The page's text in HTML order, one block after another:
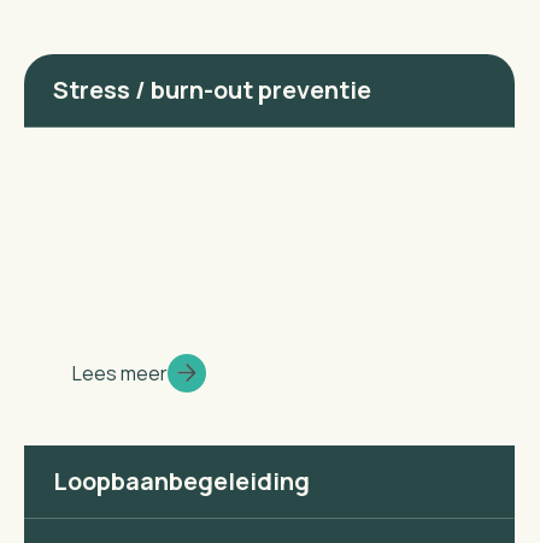
Stress / burn-out preventie
Lees meer
Loopbaanbegeleiding
Onze loopbaanbegeleiding biedt een
persoonlijke aanpak bij het verkennen en
Lees meer
van perfectionismepatronen en het ontwikkelen
van gezonde coping-strategieën.